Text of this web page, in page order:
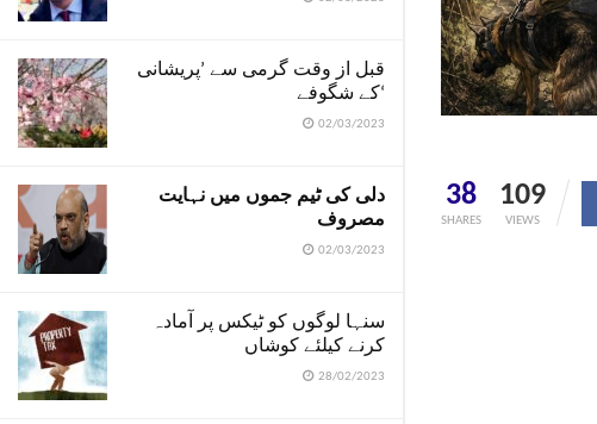
قبل از وقت گرمی سے ’پریشانی
کے شگوفے‘
02/03/2023
دلی کی ٹیم جموں میں نہایت
مصروف
02/03/2023
سنہا لوگوں کو ٹیکس پر آمادہ
کرنے کیلئے کوشاں
28/02/2023
38
SHARES
109
VIEWS